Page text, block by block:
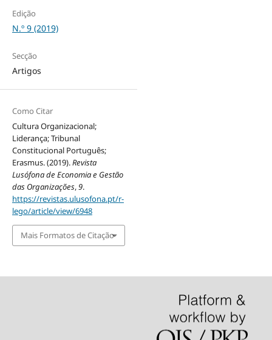
Edição
N.º 9 (2019)
Secção
Artigos
Como Citar
Cultura Organizacional;
Liderança; Tribunal
Constitucional Português;
Erasmus. (2019).Revista
Lusófona de Economia e Gestão
das Organizações,9.
https://revistas.ulusofona.pt/r-
lego/article/view/6948
Mais Formatos de Citação